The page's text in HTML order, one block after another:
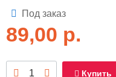
Под заказ
89,00 р.
Купить